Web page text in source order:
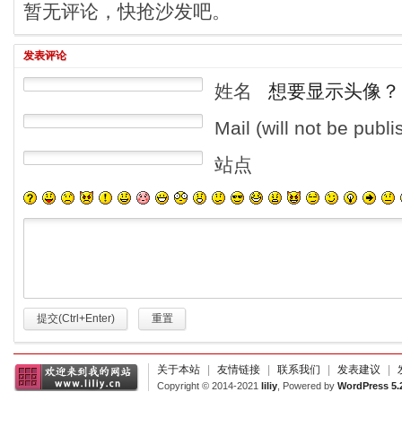
暂无评论，快抢沙发吧。
发表评论
姓名
想要显示头像？
Mail (will not be
站点
提交(Ctrl+Enter) 重置
关于本站 友情链接 联系我们 发表建议
Copyright © 2014-2021 liliy , Powered by WordPress